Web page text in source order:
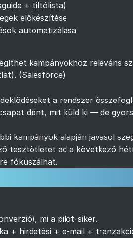
+ tiltólista)
előkészítése
automatizálása
kampányokhoz releváns
(Salesforce)
a rendszer
dönt, mit küld ki — de
kampányok alapján javasol
tesztötletet ad a következő
fókuszálhat.
mi a pilot-siker.
+ hirdetési + e-mail +